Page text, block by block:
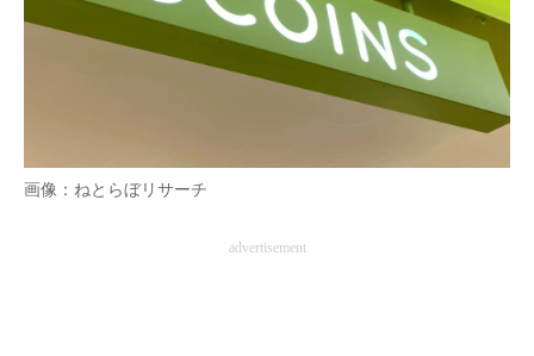
画像：ねとらぼリサーチ
advertisement